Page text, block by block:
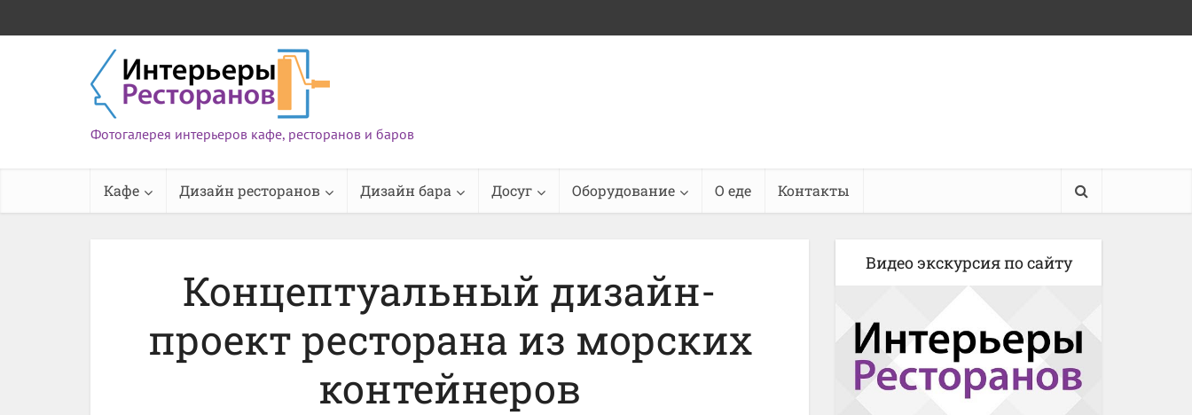
Фотогалерея интерьеров кафе, ресторанов и баров
Кафе Дизайн ресторанов Дизайн бара Досуг Оборудование О еде Контакты
Концептуальный дизайн-
проект ресторана из морских
контейнеров
Видео экскурсия по сайту